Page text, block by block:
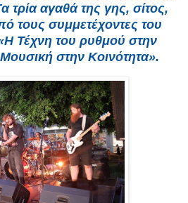
τρία αγαθά της γης, σίτος,
τους συμμετέχοντες του
Τέχνη του ρυθμού στην
στην Κοινότητα».